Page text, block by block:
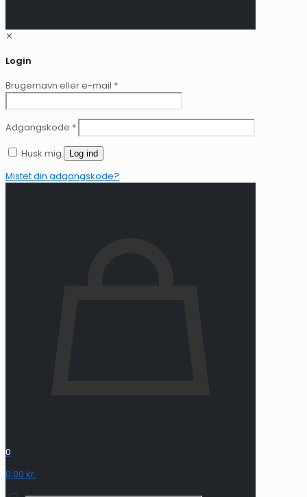
✕
Login
Brugernavn eller e-mail *
Adgangskode *
Husk mig
Log ind
Mistet din adgangskode?
0
0,00 kr.